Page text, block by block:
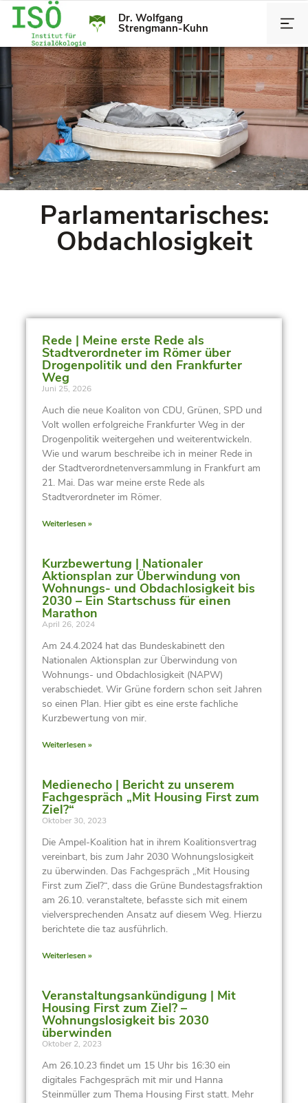
Dr. Wolfgang
Strengmann-Kuhn
Parlamentarisches:
Obdachlosigkeit
Rede | Meine erste Rede als
Stadtverordneter im Römer über
Drogenpolitik und den Frankfurter
Weg
Juni 25, 2026
Auch die neue Koaliton von CDU, Grünen, SPD und
Volt wollen erfolgreiche Frankfurter Weg in der
Drogenpolitik weitergehen und weiterentwickeln.
Wie und warum beschreibe ich in meiner Rede in
der Stadtverordnetenversammlung in Frankfurt am
21. Mai. Das war meine erste Rede als
Stadtverordneter im Römer.
Weiterlesen »
Kurzbewertung | Nationaler
Aktionsplan zur Überwindung von
Wohnungs- und Obdachlosigkeit bis
2030 – Ein Startschuss für einen
Marathon
April 26, 2024
Am 24.4.2024 hat das Bundeskabinett den
Nationalen Aktionsplan zur Überwindung von
Wohnungs- und Obdachlosigkeit (NAPW)
verabschiedet. Wir Grüne fordern schon seit Jahren
so einen Plan. Hier gibt es eine erste fachliche
Kurzbewertung von mir.
Weiterlesen »
Medienecho | Bericht zu unserem
Fachgespräch „Mit Housing First zum
Ziel?“
Oktober 30, 2023
Die Ampel-Koalition hat in ihrem Koalitionsvertrag
vereinbart, bis zum Jahr 2030 Wohnungslosigkeit
zu überwinden. Das Fachgespräch „Mit Housing
First zum Ziel?“, dass die Grüne Bundestagsfraktion
am 26.10. veranstaltete, befasste sich mit einem
vielversprechenden Ansatz auf diesem Weg. Hierzu
berichtete die taz ausführlich.
Weiterlesen »
Veranstaltungsankündigung | Mit
Housing First zum Ziel? –
Wohnungslosigkeit bis 2030
überwinden
Oktober 2, 2023
Am 26.10.23 findet um 15 Uhr bis 16:30 ein
digitales Fachgespräch mit mir und Hanna
Steinmüller zum Thema Housing First statt. Mehr